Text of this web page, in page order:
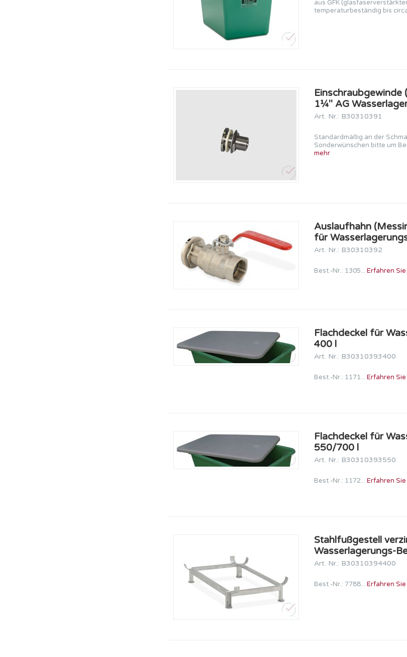
aus GFK
temperaturbeständig bis
Einschraubgewinde
1¼'' AG
Art. Nr.: B30310391
Standardmäßig an der
Sonderwünschen bitte um
mehr
Auslaufhahn
für
Art. Nr.: B30310392
Best.-Nr.: 1305...Erfahren
Flachdeckel für
400 l
Art. Nr.: B30310393400
Best.-Nr.: 1171...Erfahren
Flachdeckel für
550/700 l
Art. Nr.: B30310393550
Best.-Nr.: 1172...Erfahren
Stahlfußgestell
Wasserlagerungs-
Art. Nr.: B30310394400
Best.-Nr.: 7788...Erfahren